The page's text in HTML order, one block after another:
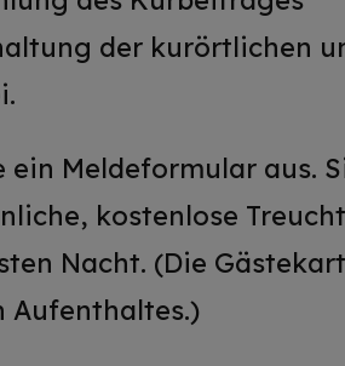
der kurörtlichen
Meldeformular aus.
kostenlose
Nacht. (Die
Aufenthaltes.)